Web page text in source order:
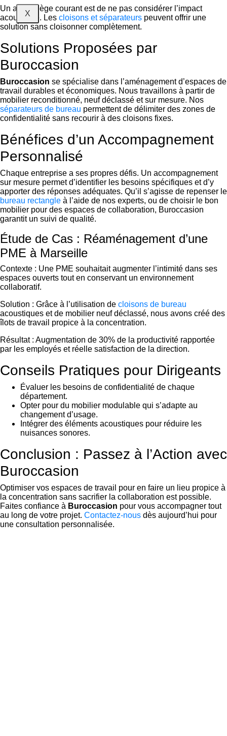
X
Un autre piège courant est de ne pas considérer l’impact
acoustique. Les cloisons et séparateurs peuvent offrir une
solution sans cloisonner complètement.
Solutions Proposées par
Buroccasion
Buroccasion se spécialise dans l’aménagement d’espaces de
travail durables et économiques. Nous travaillons à partir de
mobilier reconditionné, neuf déclassé et sur mesure. Nos
séparateurs de bureau permettent de délimiter des zones de
confidentialité sans recourir à des cloisons fixes.
Bénéfices d’un Accompagnement
Personnalisé
Chaque entreprise a ses propres défis. Un accompagnement
sur mesure permet d’identifier les besoins spécifiques et d’y
apporter des réponses adéquates. Qu’il s’agisse de repenser le
bureau rectangle à l’aide de nos experts, ou de choisir le bon
mobilier pour des espaces de collaboration, Buroccasion
garantit un suivi de qualité.
Étude de Cas : Réaménagement d’une
PME à Marseille
Contexte : Une PME souhaitait augmenter l’intimité dans ses
espaces ouverts tout en conservant un environnement
collaboratif.
Solution : Grâce à l’utilisation de cloisons de bureau
acoustiques et de mobilier neuf déclassé, nous avons créé des
îlots de travail propice à la concentration.
Résultat : Augmentation de 30% de la productivité rapportée
par les employés et réelle satisfaction de la direction.
Conseils Pratiques pour Dirigeants
Évaluer les besoins de confidentialité de chaque
département.
Opter pour du mobilier modulable qui s’adapte au
changement d’usage.
Intégrer des éléments acoustiques pour réduire les
nuisances sonores.
Conclusion : Passez à l’Action avec
Buroccasion
Optimiser vos espaces de travail pour en faire un lieu propice à
la concentration sans sacrifier la collaboration est possible.
Faites confiance à Buroccasion pour vous accompagner tout
au long de votre projet. Contactez-nous dès aujourd’hui pour
une consultation personnalisée.